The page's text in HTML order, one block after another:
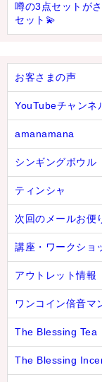
噂の3点セットが
セット💫
お客さまの声
YouTubeチャンネ
amanamana
シンギングボウル
ティンシャ
次回のメールお便
講座・ワークショ
アウトレット情報
ワンコイン倍音マ
The Blessing Tea
The Blessing